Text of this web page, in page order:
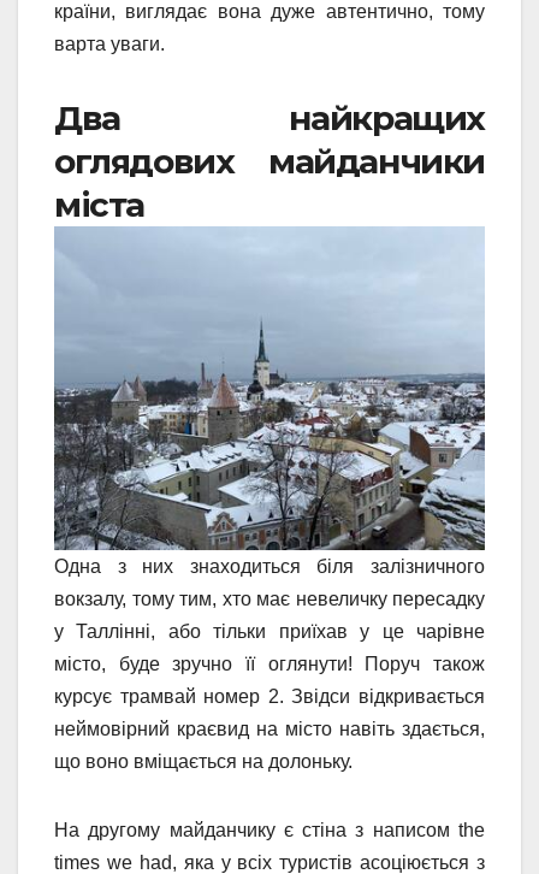
країни, виглядає вона дуже автентично, тому
варта уваги.
Два найкращих
оглядових майданчики
міста
Одна з них знаходиться біля залізничного
вокзалу, тому тим, хто має невеличку пересадку
у Таллінні, або тільки приїхав у це чарівне
місто, буде зручно її оглянути! Поруч також
курсує трамвай номер 2. Звідси відкривається
неймовірний краєвид на місто навіть здається,
що воно вміщається на долоньку.
На другому майданчику є стіна з написом the
times we had, яка у всіх туристів асоціюється з